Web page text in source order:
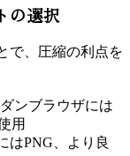
の選択
で、圧縮の利点を
ンブラウザには
用
はPNG、より良